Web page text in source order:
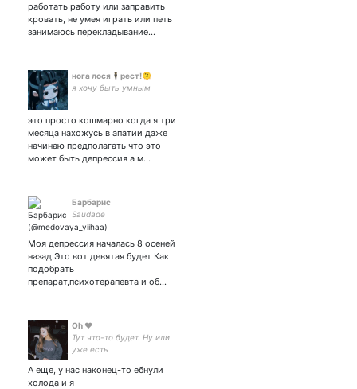
работать работу или заправить
кровать, не умея играть или петь
занимаюсь перекладывание…
нога лося🕴рест!🫠
я хочу быть умным
это просто кошмарно когда я три
месяца нахожусь в апатии даже
начинаю предполагать что это
может быть депрессия а м…
Барбарис
Saudade
Моя депрессия началась 8 осеней
назад Это вот девятая будет Как
подобрать
препарат,психотерапевта и об…
Oh ❤
Тут что-то будет. Ну или
уже есть
А еще, у нас наконец-то ебнули
холода и я